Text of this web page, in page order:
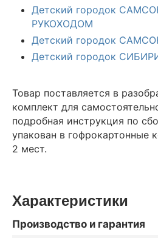
Детский городок
РУКОХОДОМ
Детский городок
Детский городок
Товар поставляется в
комплект для
подробная инструкция по
упакован в гофрокартонные
2 мест.
Характеристики
Производство и гарантия